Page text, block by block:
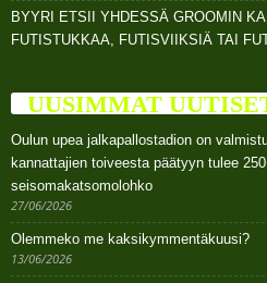
BYYRI ETSII YHDESSÄ GROOMIN
FUTISTUKKAA, FUTISVIIKSIÄ TAI
UUSIMMAT
Oulun upea jalkapallostadion on
kannattajien toiveesta päätyyn tulee
seisomakatsomolohko
27/06/2026
Olemmeko me kaksikymmentäkuusi?
13/06/2026